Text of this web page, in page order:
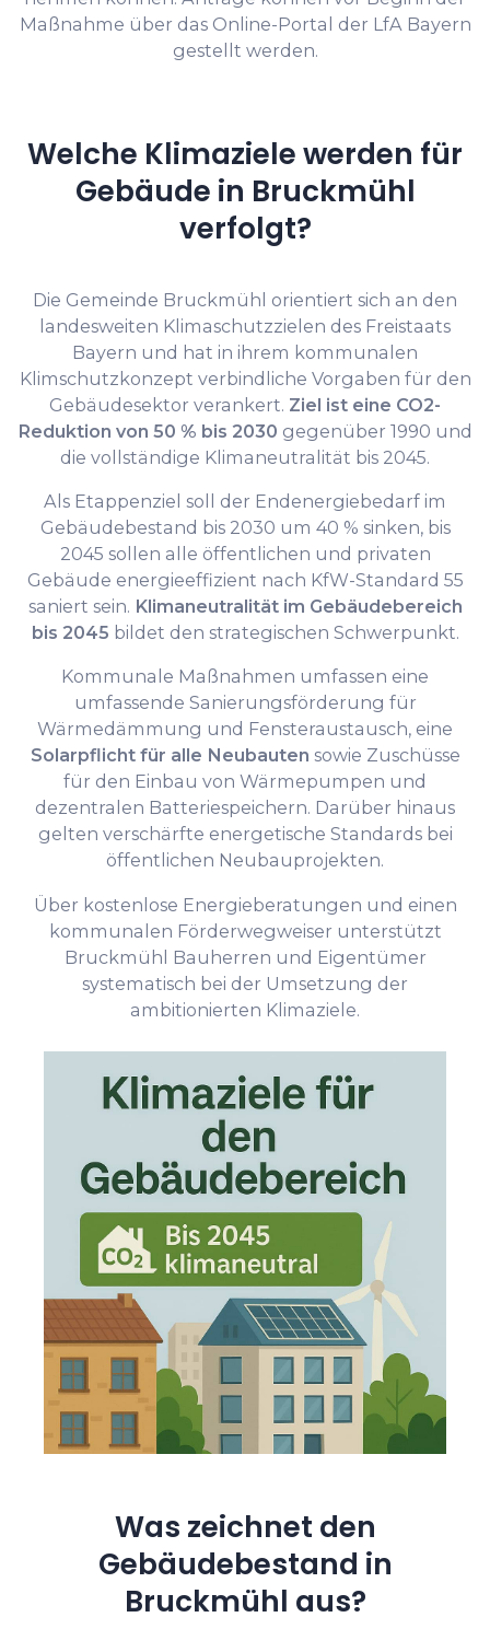
Maßnahme über das Online-Portal der LfA Bayern
gestellt werden.
Welche Klimaziele werden für
Gebäude in Bruckmühl
verfolgt?
Die Gemeinde Bruckmühl orientiert sich an den
landesweiten Klimaschutzzielen des Freistaats
Bayern und hat in ihrem kommunalen
Klimschutzkonzept verbindliche Vorgaben für den
Gebäudesektor verankert. Ziel ist eine CO2-
Reduktion von 50 % bis 2030 gegenüber 1990 und
die vollständige Klimaneutralität bis 2045.
Als Etappenziel soll der Endenergiebedarf im
Gebäudebestand bis 2030 um 40 % sinken, bis
2045 sollen alle öffentlichen und privaten
Gebäude energieeffizient nach KfW-Standard 55
saniert sein. Klimaneutralität im Gebäudebereich
bis 2045 bildet den strategischen Schwerpunkt.
Kommunale Maßnahmen umfassen eine
umfassende Sanierungsförderung für
Wärmedämmung und Fensteraustausch, eine
Solarpflicht für alle Neubauten sowie Zuschüsse
für den Einbau von Wärmepumpen und
dezentralen Batteriespeichern. Darüber hinaus
gelten verschärfte energetische Standards bei
öffentlichen Neubauprojekten.
Über kostenlose Energieberatungen und einen
kommunalen Förderwegweiser unterstützt
Bruckmühl Bauherren und Eigentümer
systematisch bei der Umsetzung der
ambitionierten Klimaziele.
Was zeichnet den
Gebäudebestand in
Bruckmühl aus?